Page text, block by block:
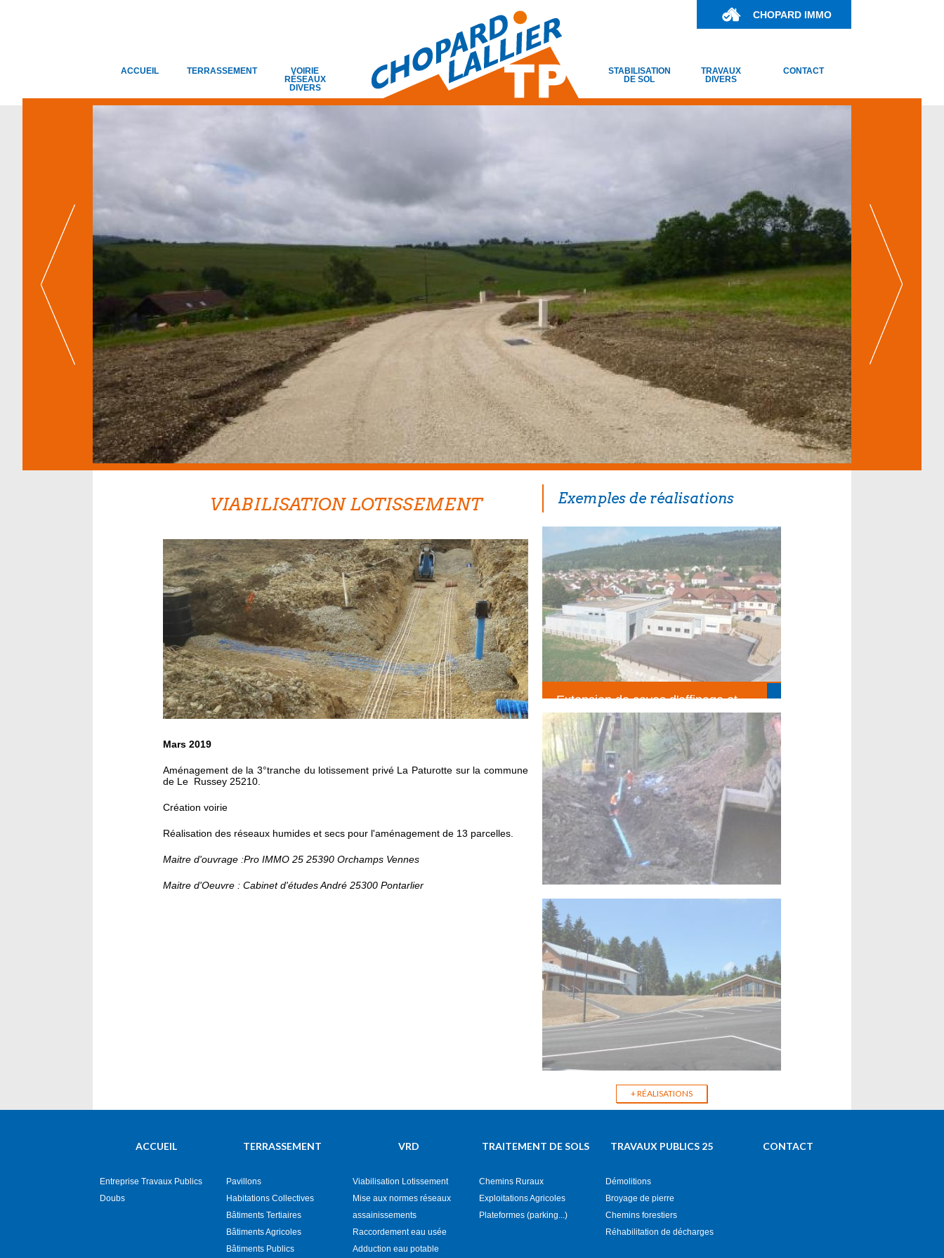
CHOPARD IMMO
ACCUEIL TERRASSEMENT
VOIRIE
RÉSEAUX
DIVERS
STABILISATION
DE SOL
TRAVAUX
DIVERS
CONTACT
VIABILISATION LOTISSEMENT
Mars 2019
Aménagement de la 3°tranche du lotissement privé La Paturotte sur la commune
de Le Russey 25210.
Création voirie
Réalisation des réseaux humides et secs pour l'aménagement de 13 parcelles.
Maitre d'ouvrage :Pro IMMO 25 25390 Orchamps Vennes
Maitre d'Oeuvre : Cabinet d'études André 25300 Pontarlier
Exemples de réalisations
Extension de caves d'affinage et
création magasin Fruitière les
suchaux LES FINS
(Terrassement)
Réhabilitation réseau d'eau en terrain
pentu
(Voirie réseaux divers)
Terrassement VRD d'une Salle et
d'un Gîte de Groupe
+ RÉALISATIONS
ACCUEIL
Entreprise Travaux Publics
Doubs
TERRASSEMENT
Pavillons
Habitations Collectives
Bâtiments Tertiaires
Bâtiments Agricoles
Bâtiments Publics
VRD
Viabilisation Lotissement
Mise aux normes réseaux
assainissements
Raccordement eau usée
Adduction eau potable
TRAITEMENT DE SOLS
Chemins Ruraux
Exploitations Agricoles
Plateformes (parking...)
TRAVAUX PUBLICS 25
Démolitions
Broyage de pierre
Chemins forestiers
Réhabilitation de décharges
CONTACT